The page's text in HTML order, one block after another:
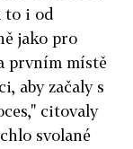
to i od
jako pro
prvním místě
aby začaly s
citovaly
svolané